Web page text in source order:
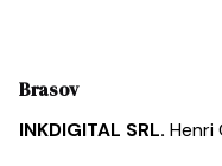
Brasov
INKDIGITAL SRL. Henri